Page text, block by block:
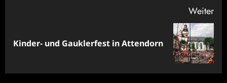
Weiter
Nächster
Kinder- und Gauklerfest in Attendorn